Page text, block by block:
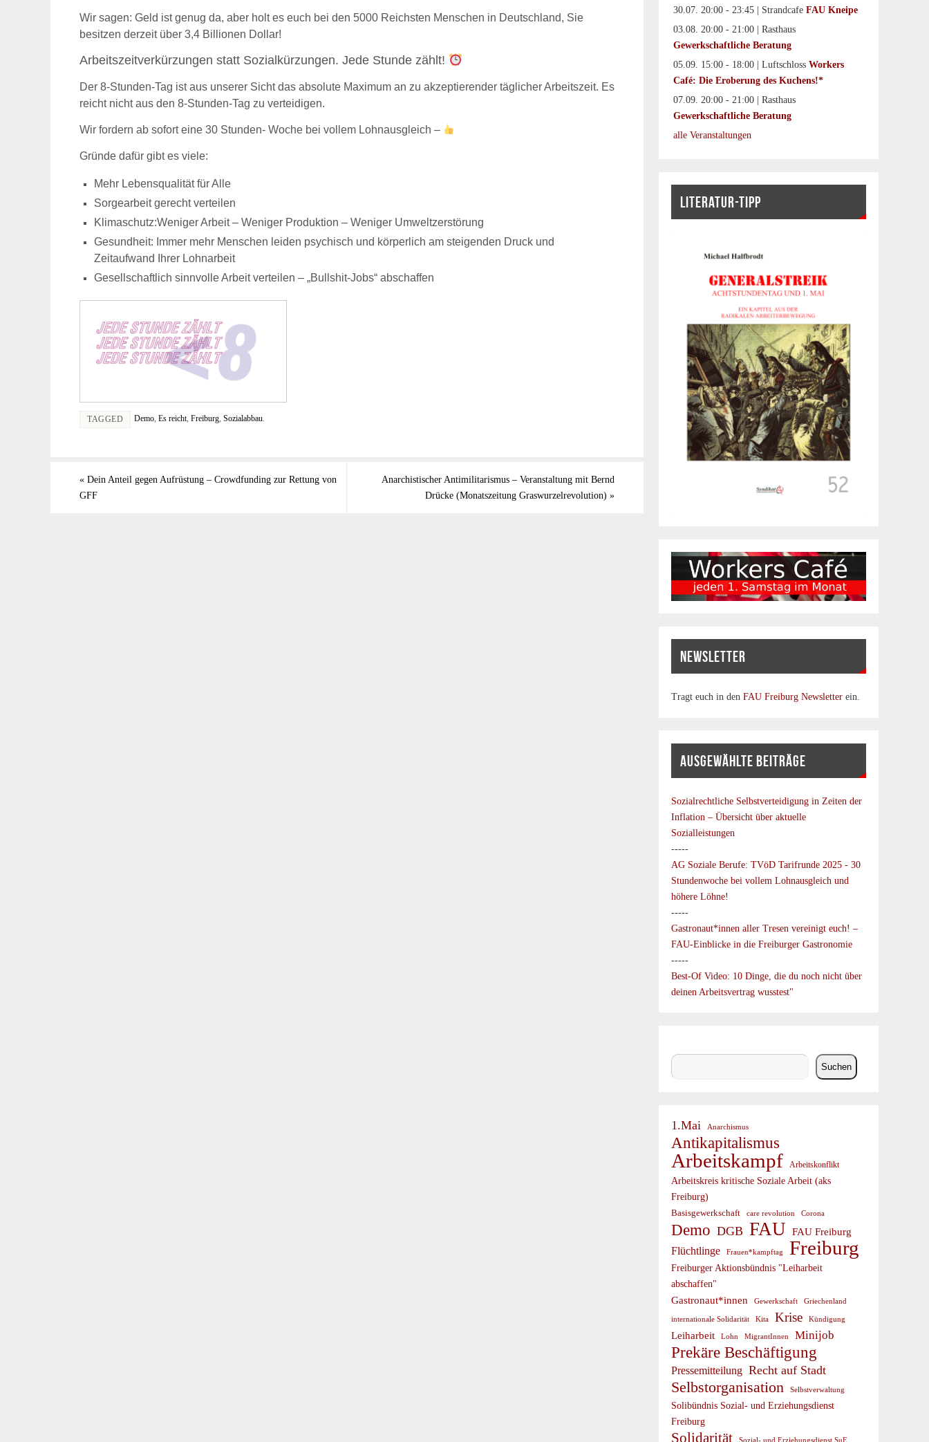
Wir sagen: Geld ist genug da, aber holt es euch bei den 5000 Reichsten Menschen in Deutschland, Sie
besitzen derzeit über 3,4 Billionen Dollar!
Arbeitszeitverkürzungen statt Sozialkürzungen. Jede Stunde zählt!
Der 8-Stunden-Tag ist aus unserer Sicht das absolute Maximum an zu akzeptierender täglicher Arbeitszeit. Es
reicht nicht aus den 8-Stunden-Tag zu verteidigen.
Wir fordern ab sofort eine 30 Stunden- Woche bei vollem Lohnausgleich –
Gründe dafür gibt es viele:
Mehr Lebensqualität für Alle
Sorgearbeit gerecht verteilen
Klimaschutz:Weniger Arbeit – Weniger Produktion – Weniger Umweltzerstörung
Gesundheit: Immer mehr Menschen leiden psychisch und körperlich am steigenden Druck und
Zeitaufwand Ihrer Lohnarbeit
Gesellschaftlich sinnvolle Arbeitverteilen – „Bullshit-Jobs“ abschaffen
TAGGED Demo, Es reicht, Freiburg, Sozialabbau.
« Dein Anteil gegen Aufrüstung – Crowdfunding zur Rettung von
GFF
Anarchistischer Antimilitarismus – Veranstaltung mit Bernd
Drücke (Monatszeitung Graswurzelrevolution) »
30.07. 20:00 - 23:45 | StrandcafeFAU Kneipe
03.08. 20:00 - 21:00 | Rasthaus
Gewerkschaftliche Beratung
05.09. 15:00 - 18:00 | LuftschlossWorkers
Café: Die Eroberung des Kuchens!*
07.09. 20:00 - 21:00 | Rasthaus
Gewerkschaftliche Beratung
alle Veranstaltungen
LITERATUR-TIPP
NEWSLETTER
Tragt euch in denFAU Freiburg Newsletter ein.
AUSGEWÄHLTE BEITRÄGE
Sozialrechtliche Selbstverteidigung in Zeiten der
Inflation – Übersicht über aktuelle
Sozialleistungen
-----
AG Soziale Berufe:TVöD Tarifrunde 2025 - 30
Stundenwoche bei vollem Lohnausgleich und
höhere Löhne!
-----
Gastronaut*innen aller Tresen vereinigt euch! –
FAU-Einblicke in die Freiburger Gastronomie
-----
Best-Of Video: 10 Dinge, die du noch nicht über
deinen Arbeitsvertrag wusstest"
Suchen
1.Mai Anarchismus
Antikapitalismus
Arbeitskampf Arbeitskonflikt
Arbeitskreis kritische Soziale Arbeit (aks
Freiburg)
Basisgewerkschaft care revolution Corona
Demo DGB FAU FAU Freiburg
Flüchtlinge Frauen*kampftag Freiburg
Freiburger Aktionsbündnis "Leiharbeit
abschaffen"
Gastronaut*innen Gewerkschaft Griechenland
internationale Solidarität Kita Krise Kündigung
Leiharbeit Lohn MigrantInnen Minijob
Prekäre Beschäftigung
Pressemitteilung Recht auf Stadt
Selbstorganisation Selbstverwaltung
Solibündnis Sozial- und Erziehungsdienst
Freiburg
Solidarität Sozial- und Erziehungsdienst SuE